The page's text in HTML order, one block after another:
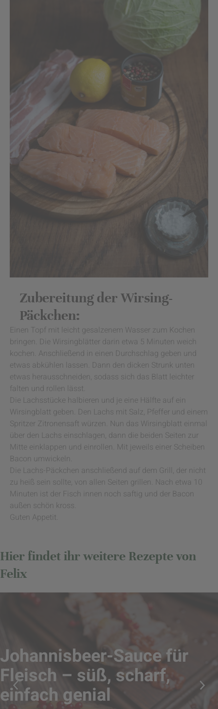
Zubereitung der Wirsing-
Päckchen:
Einen Topf mit leicht gesalzenem Wasser zum Kochen
bringen. Die Wirsingblätter darin etwa 5 Minuten weich
kochen. Anschließend in einen Durchschlag geben und
etwas abkühlen lassen. Dann den dicken Strunk unten
etwas herausschneiden, sodass sich das Blatt leichter
falten und rollen lässt.
Die Lachsstücke halbieren und je eine Hälfte auf ein
Wirsingblatt geben. Den Lachs mit Salz, Pfeffer und einem
Spritzer Zitronensaft würzen. Nun das Wirsingblatt einmal
über den Lachs einschlagen, dann die beiden Seiten zur
Mitte einklappen und einrollen. Mit jeweils einer Scheiben
Bacon umwickeln.
Die Lachs-Päckchen anschließend auf dem Grill, der nicht
zu heiß sein sollte, von allen Seiten grillen. Nach etwa 10
Minuten ist der Fisch innen noch saftig und der Bacon
außen schön kross.
Guten Appetit.
Hier findet ihr weitere Rezepte von
Felix
Johannisbeer-Sauce für
Fleisch – süß, scharf,
einfach genial